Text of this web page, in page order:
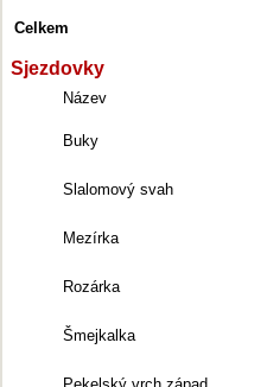
Celkem
Sjezdovky
Název
Buky
Slalomový svah
Mezírka
Rozárka
Šmejkalka